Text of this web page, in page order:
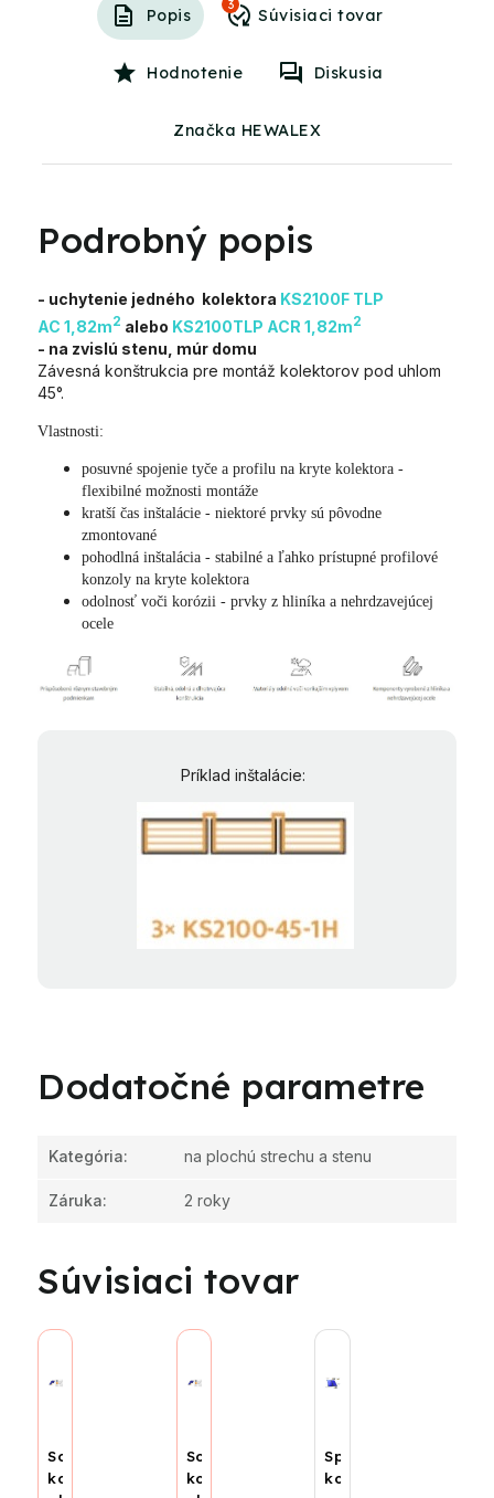
Popis
3
Hodnotenie Diskusia
Značka HEWALEX
Podrobný popis
- uchytenie jedného kolektora KS2100F TLP
AC 1,82m2 alebo KS2100TLP ACR 1,82m2
- na zvislú stenu, múr domu
Závesná konštrukcia pre montáž kolektorov pod uhlom
45°.
Vlastnosti:
posuvné spojenie tyče a profilu na kryte kolektora -
flexibilné možnosti montáže
kratší čas inštalácie - niektoré prvky sú pôvodne
zmontované
pohodlná inštalácia - stabilné a ľahko prístupné profilové
konzoly na kryte kolektora
odolnosť voči korózii - prvky z hliníka a nehrdzavejúcej
ocele
Príklad inštalácie:
Dodatočné parametre
Kategória: na plochú strechu a stenu
Záruka: 2 roky
Súvisiaci tovar
Solárny
kolektor
Solárny
kolektor
Spojenie
kolektorov